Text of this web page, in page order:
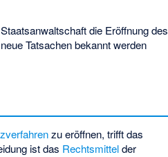
die Eröffnung des
Tatsachen bekannt werden
zu eröffnen, trifft das
ist das Rechtsmittelder